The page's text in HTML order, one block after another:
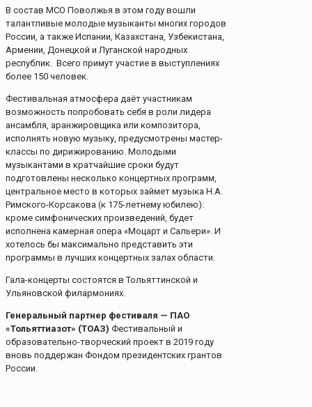
В состав МСО Поволжья в этом году вошли
талантливые молодые музыканты многих городов
России, а также Испании, Казахстана, Узбекистана,
Армении, Донецкой и Луганской народных
республик. Всего примут участие в выступлениях
более 150 человек.
Фестивальная атмосфера даёт участникам
возможность попробовать себя в роли лидера
ансамбля, аранжировщика или композитора,
исполнять новую музыку, предусмотрены мастер-
классы по дирижированию. Молодыми
музыкантами в кратчайшие сроки будут
подготовлены несколько концертных программ,
центральное место в которых займет музыка Н.А.
Римского-Корсакова (к 175-летнему юбилею):
кроме симфонических произведений, будет
исполнена камерная опера «Моцарт и Сальери». И
хотелось бы максимально представить эти
программы в лучших концертных залах области.
Гала-концерты состоятся в Тольяттинской и
Ульяновской филармониях.
Генеральный партнер фестиваля — ПАО
«Тольяттиазот» (ТОАЗ) Фестивальный и
образовательно-творческий проект в 2019 году
вновь поддержан Фондом президентских грантов
России.